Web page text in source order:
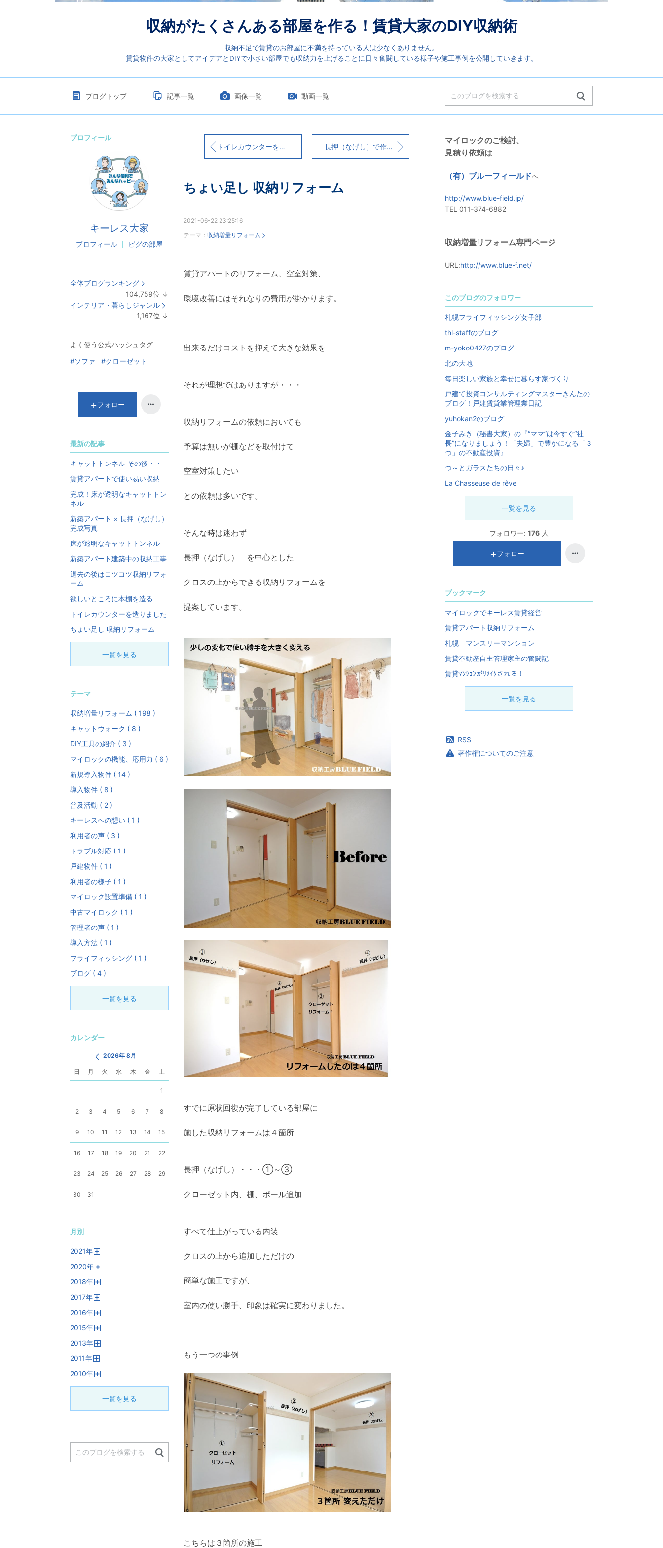
収納がたくさんある部屋を作る！賃貸大家のDIY収納術
収納不足で賃貸のお部屋に不満を持っている人は少なくありません。
賃貸物件の大家としてアイデアとDIYで小さい部屋でも収納力を上げることに日々奮闘している様子や施工事例を公開していきます。
ブログトップ 記事一覧 画像一覧 動画一覧
トイレカウンターを造りました 長押（なげし）で作ったキャットウォーク
ちょい足し 収納リフォーム
2021-06-22 23:25:16
テーマ： 収納増量リフォーム
賃貸アパートのリフォーム、空室対策、
環境改善にはそれなりの費用が掛かります。
出来るだけコストを抑えて大きな効果を
それが理想ではありますが・・・
収納リフォームの依頼においても
予算は無いが棚などを取付けて
空室対策したい
との依頼は多いです。
そんな時は迷わず
長押（なげし） を中心とした
クロスの上からできる収納リフォームを
提案しています。
すでに原状回復が完了している部屋に
施した収納リフォームは４箇所
長押（なげし）・・・①～③
クローゼット内、棚、ポール追加
すべて仕上がっている内装
クロスの上から追加しただけの
簡単な施工ですが、
室内の使い勝手、印象は確実に変わりました。
もう一つの事例
こちらは３箇所の施工
マイロックのご検討、
見積り依頼は
（有）ブルーフィールドへ
http://www.blue-field.jp/
TEL 011-374-6882
収納増量リフォーム専門ページ
URL:http://www.blue-f.net/
このブログのフォロワー
札幌フライフィッシング女子部
thl-staffのブログ
m-yoko0427のブログ
北の大地
毎日楽しい家族と幸せに暮らす家づくり
戸建て投資コンサルティングマスターきんたの
ブログ！戸建賃貸業管理業日記
yuhokan2のブログ
金子みき（秘書大家）の『“ママ”は今すぐ“社
長”になりましょう！「夫婦」で豊かになる「３
つ」の不動産投資』
つ～とガラスたちの日々♪
La Chasseuse de rêve
一覧を見る
フォロワー: 176 人
フォロー
ブックマーク
マイロックでキーレス賃貸経営
賃貸アパート収納リフォーム
札幌 マンスリーマンション
賃貸不動産自主管理家主の奮闘記
賃貸ﾏﾝｼｮﾝがﾘﾒｲｸされる！
一覧を見る
RSS
著作権についてのご注意
プロフィール
キーレス大家
プロフィール ピグの部屋
全体ブログランキング
104,759位 ↓
インテリア・暮らしジャンル
1,167位 ↓
よく使う公式ハッシュタグ
#ソファ #クローゼット
フォロー
最新の記事
キャットトンネル その後・・
賃貸アパートで使い易い収納
完成！床が透明なキャットトン
ネル
新築アパート × 長押（なげし）
完成写真
床が透明なキャットトンネル
新築アパート建築中の収納工事
退去の後はコツコツ収納リフォ
ーム
欲しいところに本棚を造る
トイレカウンターを造りました
ちょい足し 収納リフォーム
一覧を見る
テーマ
収納増量リフォーム ( 198 )
キャットウォーク ( 8 )
DIY工具の紹介 ( 3 )
マイロックの機能、応用力 ( 6 )
新規導入物件 ( 14 )
導入物件 ( 8 )
普及活動 ( 2 )
キーレスへの想い ( 1 )
利用者の声 ( 3 )
トラブル対応 ( 1 )
戸建物件 ( 1 )
利用者の様子 ( 1 )
マイロック設置準備 ( 1 )
中古マイロック ( 1 )
管理者の声 ( 1 )
導入方法 ( 1 )
フライフィッシング ( 1 )
ブログ ( 4 )
一覧を見る
カレンダー
2026年 8月
日 月 火 水 木 金 土
1
2 3 4 5 6 7 8
9 10 11 12 13 14 15
16 17 18 19 20 21 22
23 24 25 26 27 28 29
30 31
月別
2021年
2020年
2018年
2017年
2016年
2015年
2013年
2011年
2010年
一覧を見る